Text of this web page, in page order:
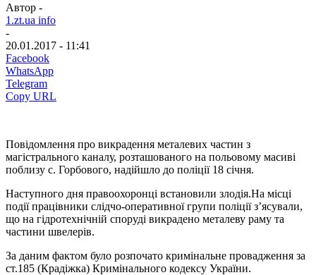
Автор -
1.zt.ua info
-
20.01.2017 - 11:41
Facebook
WhatsApp
Telegram
Copy URL
Повідомлення про викрадення металевих частин з
магістрального каналу, розташованого на польовому масиві
поблизу с. Горбового, надійшло до поліції 18 січня.
Наступного дня правоохоронці встановили злодія.На місці
події працівники слідчо-оперативної групи поліції з’ясували,
що на гідротехнічній споруді викрадено металеву раму та
частини швелерів.
За даним фактом було розпочато кримінальне провадження за
ст.185 (Крадіжка) Кримінального кодексу України.